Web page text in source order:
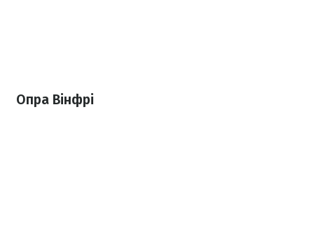
Опра Вінфрі